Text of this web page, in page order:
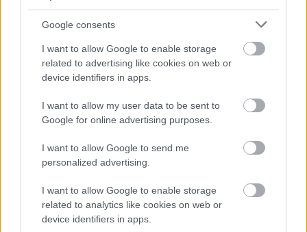
Google consents
I want to allow Google to enable storage
related to advertising like cookies on web or
device identifiers in apps.
I want to allow my user data to be sent to
Google for online advertising purposes.
I want to allow Google to send me
personalized advertising.
I want to allow Google to enable storage
related to analytics like cookies on web or
device identifiers in apps.
a 10 GHz-es RAM-ok ideje?
Játssz velünk és nyerj egy
hangfalat és egy társasjátékot!
Snakebyte Gamepad RGB X teszt -
az olcsó kontroller, amit nem
akarsz a kisöcsédnek adni
| 2023.12.05 16:44
Játssz velünk és nyerj gaming
soundbart!
| 2023.11.27 12:29